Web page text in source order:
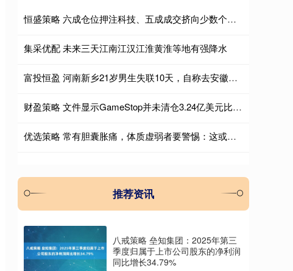
恒盛策略 六成仓位押注科技、五成成交挤向少数个股，AI抱团行情会重演历史瓦解吗？
集采优配 未来三天江南江汉江淮黄淮等地有强降水
富投恒盈 河南新乡21岁男生失联10天，自称去安徽跑外卖，最后现身云南边境，警方已介入调查
财盈策略 文件显示GameStop并未清仓3.24亿美元比特币
优选策略 常有胆囊胀痛，体质虚弱者要警惕：这或是胆囊炎的征兆
推荐资讯
八戒策略 垒知集团：2025年第三
季度归属于上市公司股东的净利润
同比增长34.79%